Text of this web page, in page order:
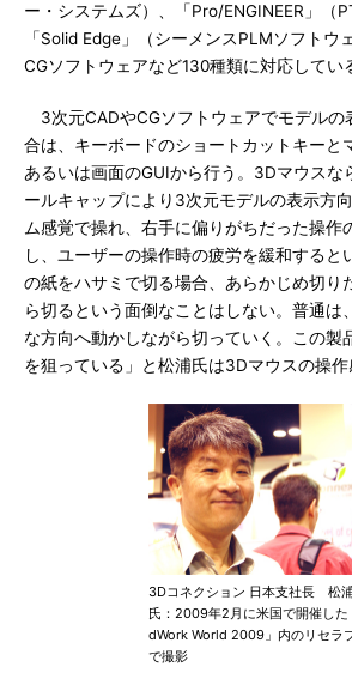
ー・システムズ）、「Pro/ENGINEER」（
「Solid Edge」（シーメンスPLMソフトウ
CGソフトウェアなど130種類に対応してい
3次元CADやCGソフトウェアでモデルの
合は、キーボードのショートカットキーと
あるいは画面のGUIから行う。3Dマウスな
ールキャップにより3次元モデルの表示方
ム感覚で操れ、右手に偏りがちだった操作
し、ユーザーの操作時の疲労を緩和すると
の紙をハサミで切る場合、あらかじめ切り
ら切るという面倒なことはしない。普通は
な方向へ動かしながら切っていく。この製
を狙っている」と松浦氏は3Dマウスの操作
3Dコネクション 日本支社長 松
氏：2009年2月に米国で開催した
dWork World 2009」内のリセラ
で撮影